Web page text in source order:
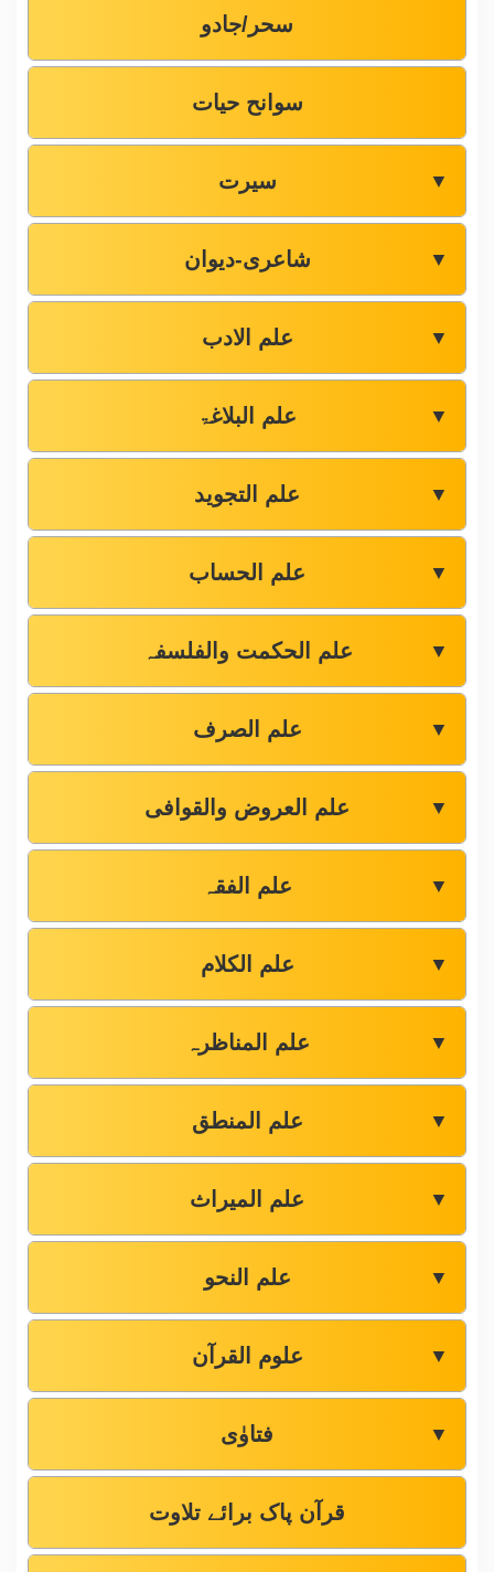
سحر/جادو
سوانح حیات
سیرت ▼
شاعری-دیوان ▼
علم الادب ▼
علم البلاغۃ ▼
علم التجوید ▼
علم الحساب ▼
علم الحکمت والفلسفہ ▼
علم الصرف ▼
علم العروض والقوافی ▼
علم الفقہ ▼
علم الکلام ▼
علم المناظرہ ▼
علم المنطق ▼
علم المیراث ▼
علم النحو ▼
علوم القرآن ▼
فتاوٰی ▼
قرآن پاک برائے تلاوت